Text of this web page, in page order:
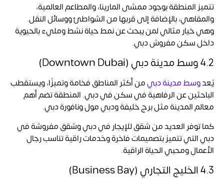
تتميز المنطقة بوجود ممشى المارينا، والمطاعم العالمية،
والمقاهي، بالإضافة إلى قربها من الشواطئ ووسائل النقل.
وهي خيار مثالي لمن يبحث عن نمط حياة نشط ومليء بالحيوية
داخل سكن مفروش دبي.
4.2 وسط مدينة دبي (Downtown Dubai)
يُعدوسط مدينة دبيمن أكثر المناطق فخامة وتميزًا، ويستقطب
الباحثين عن الرفاهية في سكن في دبي. المنطقة تضم أهم
معالم المدينة مثل برج خليفة ودبي مول ونافورة دبي.
كما توفر العديد من شقق للإيجار في دبي وشقق مفروشة في
دبي التي تتميز بتصميمات فاخرة وخدمات راقية تناسب رجال
الأعمال ومحبي الحياة الراقية.
4.3 الخليج التجاري (Business Bay)